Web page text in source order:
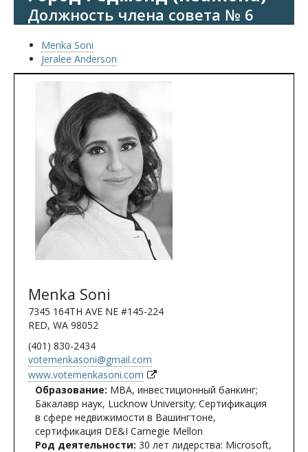
Должность члена совета № 6
Menka Soni
Jeralee Anderson
Menka Soni
7345 164TH AVE NE #145-224
RED, WA 98052
(401) 830-2434
votemenkasoni@gmail.com
www.votemenkasoni.com
Образование: MBA, инвестиционный банкинг;
Бакалавр наук, Lucknow University; Сертификация
в сфере недвижимости в Вашингтоне,
сертификация DE&I Carnegie Mellon
Род деятельности: 30 лет лидерства: Microsoft,